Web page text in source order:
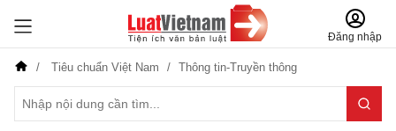
Đăng nhập
Tiêu chuẩn Việt Nam Thông tin-Truyền thông